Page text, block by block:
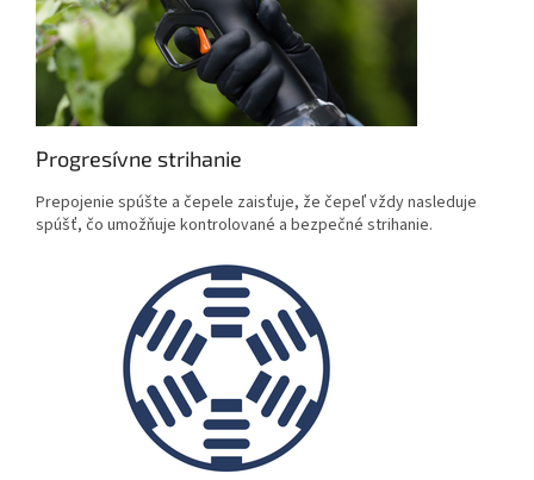
Progresívne strihanie
Prepojenie spúšte a čepele zaisťuje, že čepeľ vždy nasleduje
spúšť, čo umožňuje kontrolované a bezpečné strihanie.